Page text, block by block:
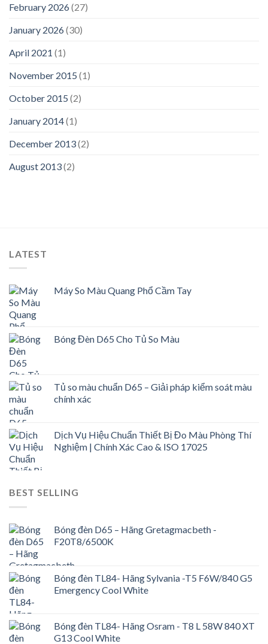
February 2026(27)
January 2026(30)
April 2021 (1)
November 2015 (1)
October 2015 (2)
January 2014(1)
December 2013(2)
August 2013(2)
LATEST
Máy So Màu Quang Phổ Cầm Tay
Bóng Đèn D65 Cho Tủ So Màu
Tủ so màu chuẩn D65 – Giải pháp kiểm soát màu
chính xác
Dịch Vụ Hiệu Chuẩn Thiết Bị Đo Màu Phòng Thí
Nghiệm | Chính Xác Cao & ISO 17025
BEST SELLING
Bóng đèn D65 – Hãng Gretagmacbeth -
F20T8/6500K
Bóng đèn TL84- Hãng Sylvania -T5 F6W/840 G5
Emergency Cool White
Bóng đèn TL84- Hãng Osram - T8 L 58W 840 XT
G13 Cool White